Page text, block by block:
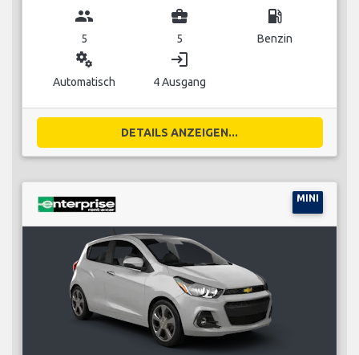
group
5
business_center
5
local_gas_station
Benzin
miscellaneous_services
Automatisch
login
4 Ausgang
DETAILS ANZEIGEN...
MINI